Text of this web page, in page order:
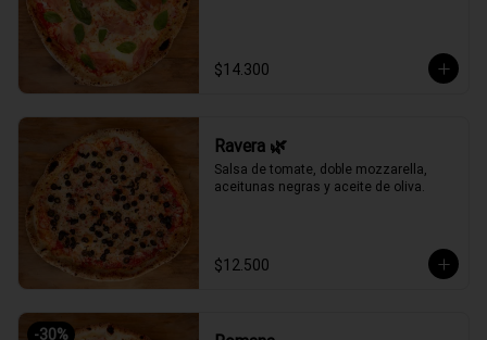
$14.300
Ravera 🌿
Salsa de tomate, doble mozzarella,
aceitunas negras y aceite de oliva.
$12.500
-30%